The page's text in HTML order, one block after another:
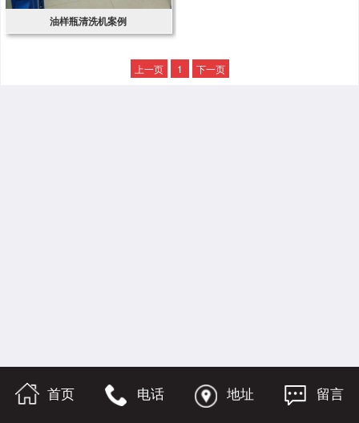
油样瓶清洗机案例
上一页 1 下一页
首页 电话 地址 留言